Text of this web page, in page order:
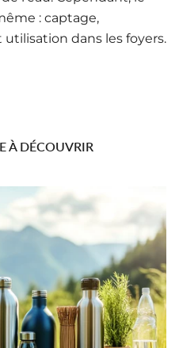
: captage,
dans les foyers.
À DÉCOUVRIR